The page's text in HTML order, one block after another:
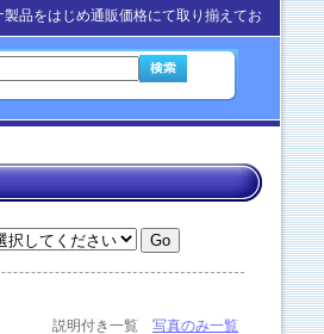
品をはじめ通販価格にて取り揃えてお
説明付き一覧 写真のみ一覧